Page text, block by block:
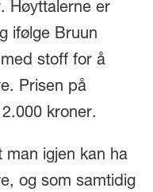
Høyttalerne er
ifølge Bruun
stoff for å
Prisen på
kroner.
man igjen kan ha
og som samtidig